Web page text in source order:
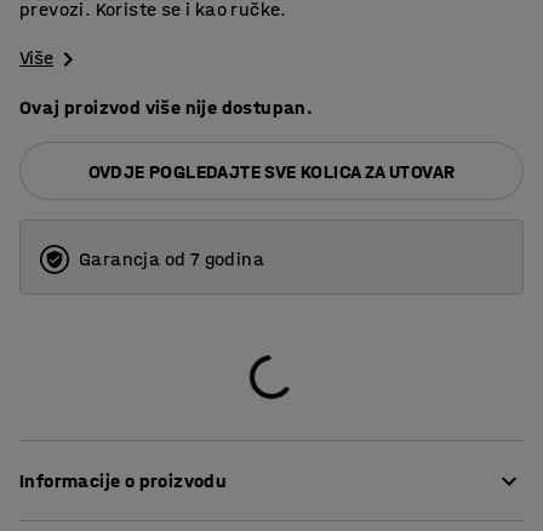
prevozi. Koriste se i kao ručke.
Više
Ovaj proizvod više nije dostupan.
OVDJE POGLEDAJTE SVE KOLICA ZA UTOVAR
Garancja od 7 godina
Informacije o proizvodu